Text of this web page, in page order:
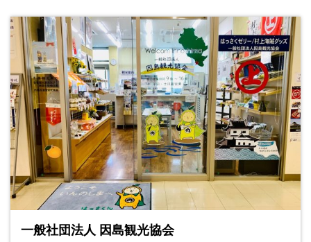
一般社団法人 因島観光協会